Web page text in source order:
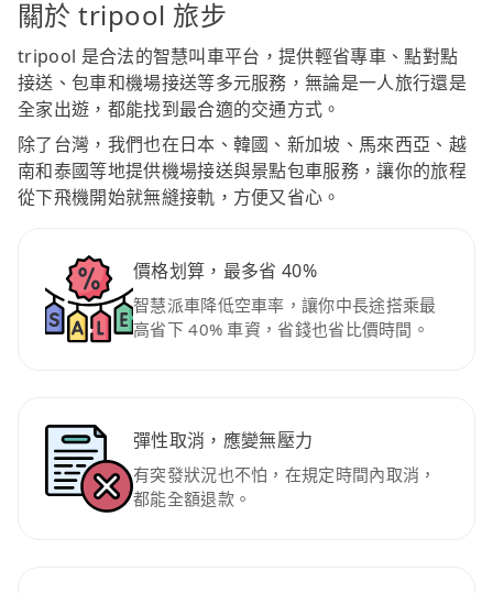
關於 tripool 旅步
tripool 是合法的智慧叫車平台，提供輕省專車、點對點
接送、包車和機場接送等多元服務，無論是一人旅行還是
全家出遊，都能找到最合適的交通方式。
除了台灣，我們也在日本、韓國、新加坡、馬來西亞、越
南和泰國等地提供機場接送與景點包車服務，讓你的旅程
從下飛機開始就無縫接軌，方便又省心。
價格划算，最多省 40%
智慧派車降低空車率，讓你中長途搭乘最
高省下 40% 車資，省錢也省比價時間。
彈性取消，應變無壓力
有突發狀況也不怕，在規定時間內取消，
都能全額退款。